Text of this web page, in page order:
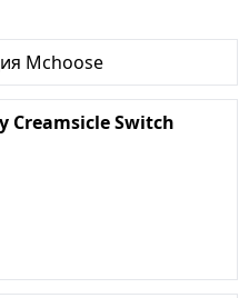
Mchoose
Creamsicle Switch